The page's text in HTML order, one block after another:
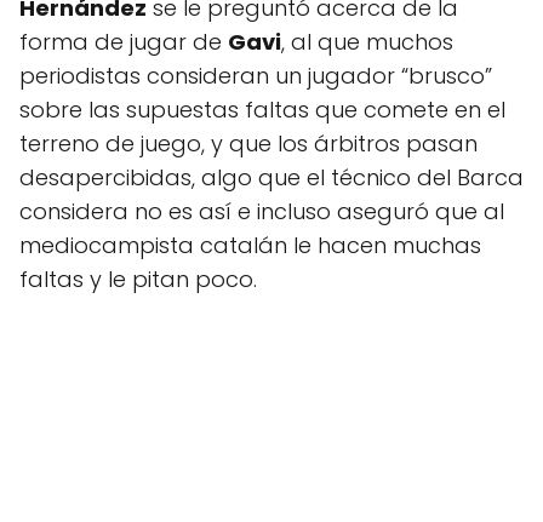
Hernández se le preguntó acerca de la
forma de jugar de Gavi, al que muchos
periodistas consideran un jugador “brusco”
sobre las supuestas faltas que comete en el
terreno de juego, y que los árbitros pasan
desapercibidas, algo que el técnico del Barca
considera no es así e incluso aseguró que al
mediocampista catalán le hacen muchas
faltas y le pitan poco.